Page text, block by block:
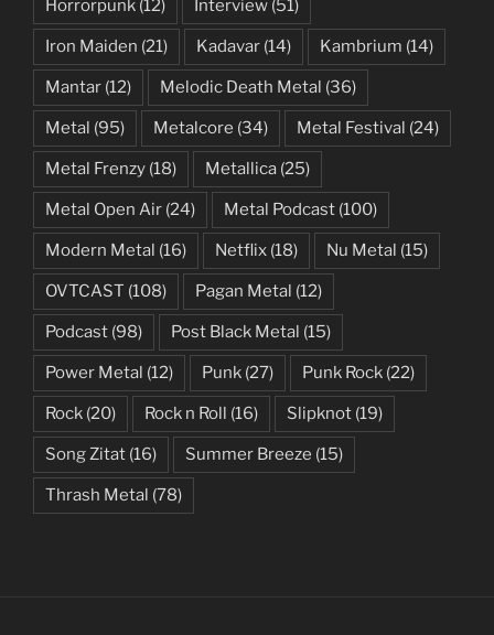
Horrorpunk (12) Interview (51)
Iron Maiden (21) Kadavar (14) Kambrium (14)
Mantar (12) Melodic Death Metal (36)
Metal (95) Metalcore (34) Metal Festival (24)
Metal Frenzy (18) Metallica (25)
Metal Open Air (24) Metal Podcast (100)
Modern Metal (16) Netflix (18) Nu Metal (15)
OVTCAST (108) Pagan Metal (12)
Podcast (98) Post Black Metal (15)
Power Metal (12) Punk (27) Punk Rock (22)
Rock (20) Rock n Roll (16) Slipknot (19)
Song Zitat (16) Summer Breeze (15)
Thrash Metal (78)